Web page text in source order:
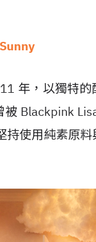
年，以獨特
Blackpink
使用純素原